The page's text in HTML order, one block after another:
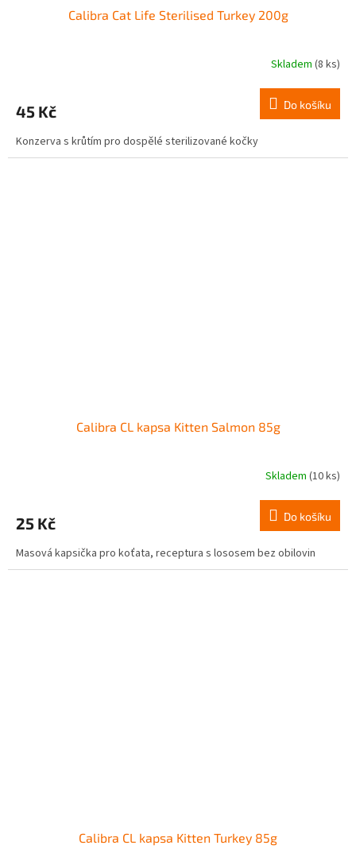
Calibra Cat Life Sterilised Turkey 200g
Skladem (8 ks)
45 Kč Do košíku
Konzerva s krůtím pro dospělé sterilizované kočky
Calibra CL kapsa Kitten Salmon 85g
Skladem (10 ks)
25 Kč Do košíku
Masová kapsička pro koťata, receptura s lososem bez obilovin
Calibra CL kapsa Kitten Turkey 85g